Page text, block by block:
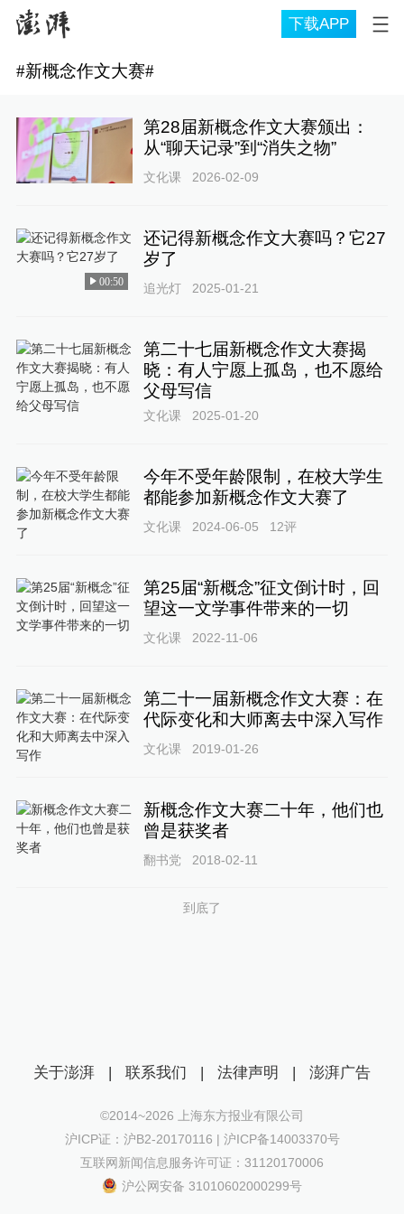
下载APP
#新概念作文大赛#
第28届新概念作文大赛颁出：
从“聊天记录”到“消失之物”
文化课 2026-02-09
00:50
还记得新概念作文大赛吗？它27
岁了
追光灯 2025-01-21
第二十七届新概念作文大赛揭
晓：有人宁愿上孤岛，也不愿给
父母写信
文化课 2025-01-20
今年不受年龄限制，在校大学生
都能参加新概念作文大赛了
文化课 2024-06-05 12评
第25届“新概念”征文倒计时，回
望这一文学事件带来的一切
文化课 2022-11-06
第二十一届新概念作文大赛：在
代际变化和大师离去中深入写作
文化课 2019-01-26
新概念作文大赛二十年，他们也
曾是获奖者
翻书党 2018-02-11
到底了
关于澎湃 | 联系我们 | 法律声明 | 澎湃广告
©2014~2026 上海东方报业有限公司
沪ICP证：沪B2-20170116 | 沪ICP备14003370号
互联网新闻信息服务许可证：31120170006
沪公网安备 31010602000299号